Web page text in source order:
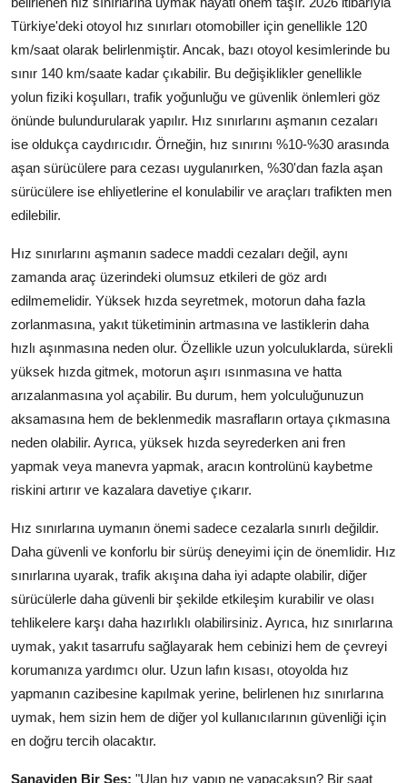
Aydınlatma & Görüş
Dizel Sistemler
Multimedya & Elektronik
Türkiye'deki otoyol hız sınırları otomobiller için genellikle 120
km/saat olarak belirlenmiştir. Ancak, bazı otoyol kesimlerinde bu
sınır 140 km/saate kadar çıkabilir. Bu değişiklikler genellikle
yolun fiziki koşulları, trafik yoğunluğu ve güvenlik önlemleri göz
önünde bulundurularak yapılır. Hız sınırlarını aşmanın cezaları
ise oldukça caydırıcıdır. Örneğin, hız sınırını %10-%30 arasında
aşan sürücülere para cezası uygulanırken, %30'dan fazla aşan
sürücülere ise ehliyetlerine el konulabilir ve araçları trafikten men
edilebilir.
Hız sınırlarını aşmanın sadece maddi cezaları değil, aynı
zamanda araç üzerindeki olumsuz etkileri de göz ardı
edilmemelidir. Yüksek hızda seyretmek, motorun daha fazla
zorlanmasına, yakıt tüketiminin artmasına ve lastiklerin daha
hızlı aşınmasına neden olur. Özellikle uzun yolculuklarda, sürekli
yüksek hızda gitmek, motorun aşırı ısınmasına ve hatta
arızalanmasına yol açabilir. Bu durum, hem yolculuğunuzun
aksamasına hem de beklenmedik masrafların ortaya çıkmasına
neden olabilir. Ayrıca, yüksek hızda seyrederken ani fren
yapmak veya manevra yapmak, aracın kontrolünü kaybetme
riskini artırır ve kazalara davetiye çıkarır.
Hız sınırlarına uymanın önemi sadece cezalarla sınırlı değildir.
Daha güvenli ve konforlu bir sürüş deneyimi için de önemlidir. Hız
sınırlarına uyarak, trafik akışına daha iyi adapte olabilir, diğer
sürücülerle daha güvenli bir şekilde etkileşim kurabilir ve olası
tehlikelere karşı daha hazırlıklı olabilirsiniz. Ayrıca, hız sınırlarına
uymak, yakıt tasarrufu sağlayarak hem cebinizi hem de çevreyi
korumanıza yardımcı olur. Uzun lafın kısası, otoyolda hız
yapmanın cazibesine kapılmak yerine, belirlenen hız sınırlarına
uymak, hem sizin hem de diğer yol kullanıcılarının güvenliği için
en doğru tercih olacaktır.
Sanayiden Bir Ses: "Ulan hız yapıp ne yapacaksın? Bir saat